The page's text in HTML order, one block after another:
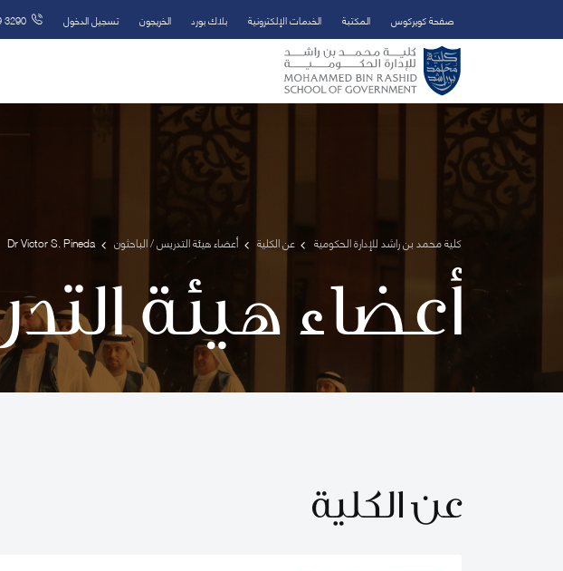
تخطي إلى المحتوى الرئيسي
فتح قائمة الوصول
صفحة كويركوس المكتبة الخدمات الإلكترونية بلاك بورد الخريجون تسجيل الدخول 3290
كلية محمد بن راشد للإدارة الحكومية عن الكلية أعضاء هيئة التدريس / الباحثون Dr Victor S. Pineda
أعضاء هيئة
عن الكلية